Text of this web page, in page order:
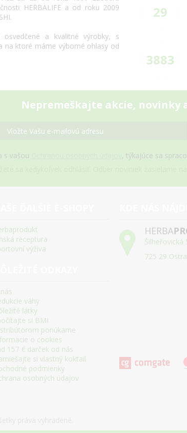
HERBALIFE a od roku 2009
.
osvedčené a kvalitné výrobky,
s
na ktoré máme výborné ohlasy od
29
3883
Nepremeškajte akcie, novinky
s vašou
, týkajúce sa
receptura
výživa
váhy
látky
si BMI
ponúkame
o cookies
157 € darček od nás
si vlastný koktail
podmienky
osobných údajov
HERBA
Šilheřovická
725 29